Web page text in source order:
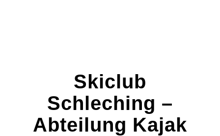
Skiclub
Schleching –
Abteilung Kajak